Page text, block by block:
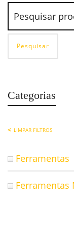
Pesquisar
Categorias
LIMPAR FILTROS
Ferramentas
Ferramentas